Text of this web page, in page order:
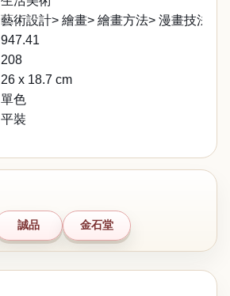
藝術設計> 繪畫> 繪畫方法> 漫畫技法
947.41
208
26 x 18.7 cm
單色
平裝
誠品 金石堂